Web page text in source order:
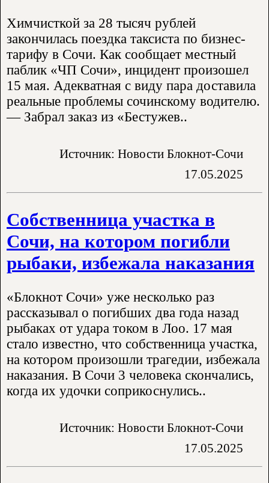
Химчисткой за 28 тысяч рублей
закончилась поездка таксиста по бизнес-
тарифу в Сочи. Как сообщает местный
паблик «ЧП Сочи», инцидент произошел
15 мая. Адекватная с виду пара доставила
реальные проблемы сочинскому водителю.
— Забрал заказ из «Бестужев..
Источник: Новости Блокнот-Сочи
17.05.2025
Собственница участка в
Сочи, на котором погибли
рыбаки, избежала наказания
«Блокнот Сочи» уже несколько раз
рассказывал о погибших два года назад
рыбаках от удара током в Лоо. 17 мая
стало известно, что собственница участка,
на котором произошли трагедии, избежала
наказания. В Сочи 3 человека скончались,
когда их удочки соприкоснулись..
Источник: Новости Блокнот-Сочи
17.05.2025